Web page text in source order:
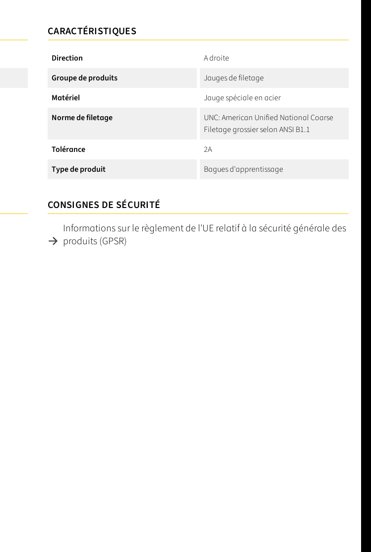
CARACTÉRISTIQUES
Direction
A droite
Groupe de produits
Jauges de filetage
Matériel
Jauge spéciale en acier
Norme de filetage
UNC: American Unified National Coarse
Filetage grossier selon ANSI B1.1
Tolérance
2A
Type de produit
Bagues d'apprentissage
CONSIGNES DE SÉCURITÉ
Informations sur le règlement de l'UE relatif à la sécurité générale des
produits (GPSR)